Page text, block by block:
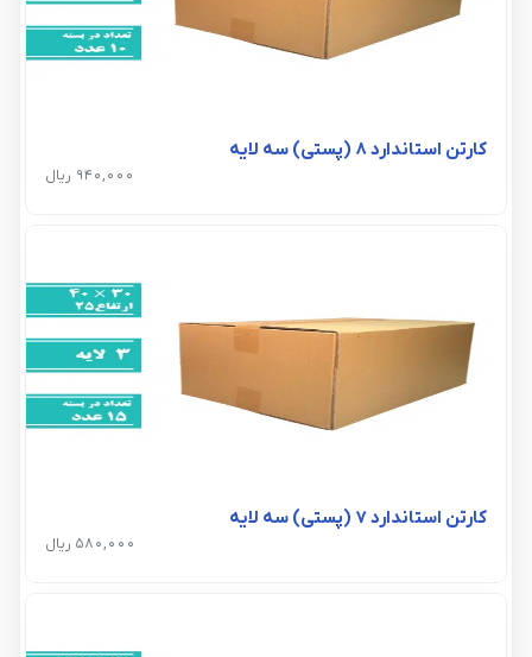
کارتن استاندارد 8 (پستی) سه لایه
940,000 ریال
کارتن استاندارد 7 (پستی) سه لایه
580,000 ریال